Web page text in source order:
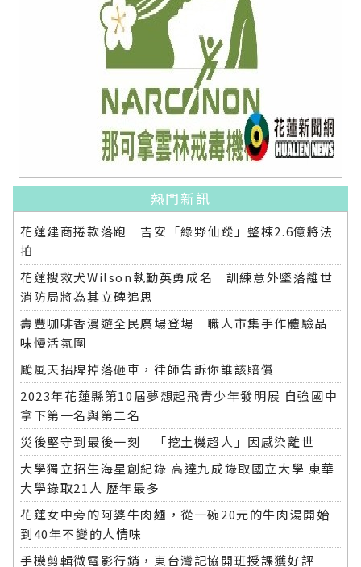
熱門新訊
花蓮建商捲款落跑 吉安「綠野仙蹤」整棟2.6億將法
拍
花蓮搜救犬Wilson執勤英勇成名 訓練意外墜落離世
消防局將為其立碑追思
壽豐咖啡香漫遊全民廣場登場 職人市集手作體驗品
味慢活氛圍
颱風天招牌掉落砸車，律師告訴你誰該賠償
2023年花蓮縣第10屆夢想起飛青少年發明展 自強國中
拿下第一名與第二名
災後堅守到最後一刻 「挖土機超人」因感染離世
大學獨立招生海星創紀錄 高達九成錄取國立大學 東華
大學錄取21人 歷年最多
花蓮女中旁的阿婆牛肉麵，從一碗20元的牛肉湯開始
到40年不變的人情味
手機剪輯微電影行銷，東台灣記協開班授課獲好評